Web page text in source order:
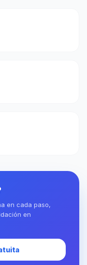
en cada paso,
en